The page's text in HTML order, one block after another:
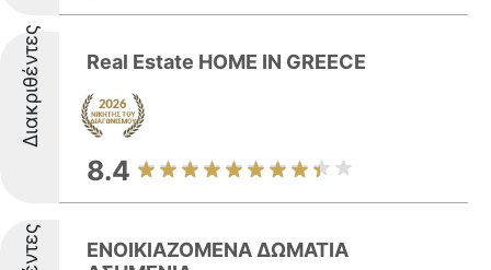
Διακριθέντες Real Estate HOME IN GREECE
8.4
ΕΝΟΙΚΙΑΖΟΜΕΝΑ ΔΩΜΑΤΙΑ